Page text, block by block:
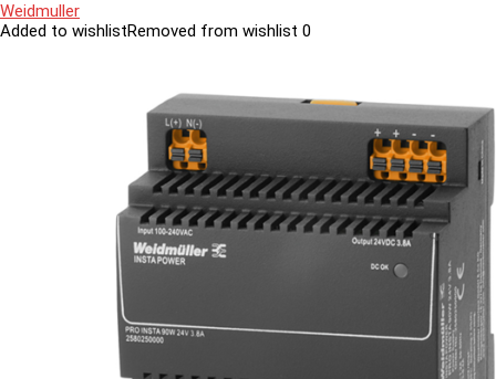
Weidmuller
Added to wishlistRemoved from wishlist 0